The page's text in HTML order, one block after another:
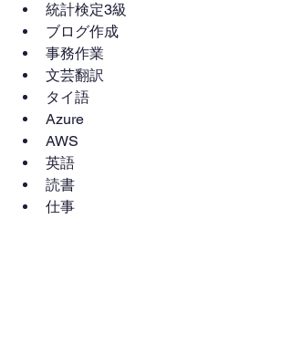
統計検定3級
ブログ作成
事務作業
文芸翻訳
タイ語
Azure
AWS
英語
読書
仕事